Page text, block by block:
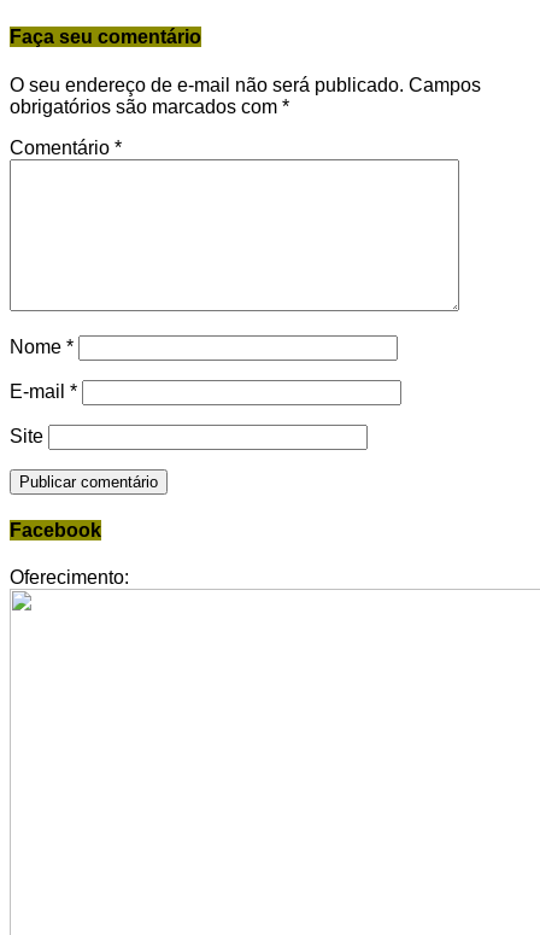
Faça seu comentário
O seu endereço de e-mail não será publicado. Campos
obrigatórios são marcados com *
Comentário *
Nome *
E-mail *
Site
Facebook
Oferecimento: